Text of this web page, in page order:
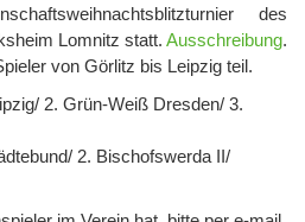
des
Lomnitz statt. Ausschreibung.
von Görlitz bis Leipzig teil.
2. Grün-Weiß Dresden/ 3.
2. Bischofswerda II/